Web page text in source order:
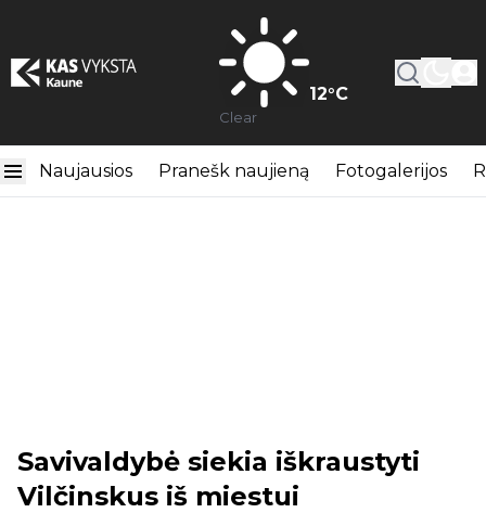
12°C
Clear
Naujausios Pranešk naujieną Fotogalerijos
Savivaldybė siekia iškraustyti
Vilčinskus iš miestui